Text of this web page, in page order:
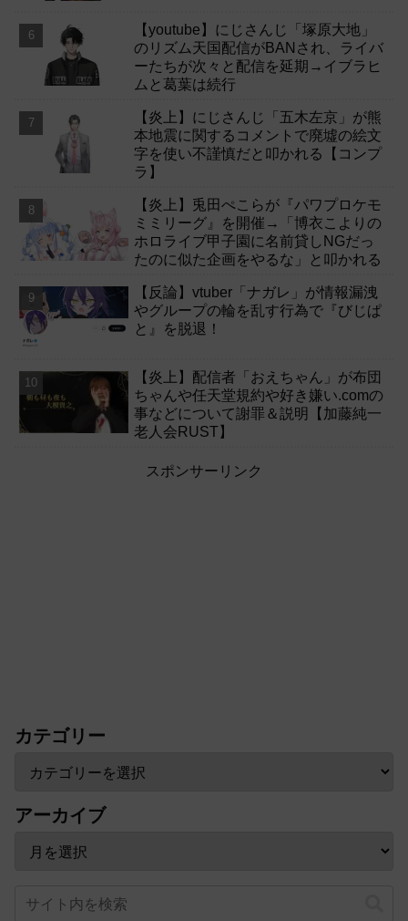
【youtube】にじさんじ「塚原大地」
のリズム天国配信がBANされ、ライバ
ーたちが次々と配信を延期→イブラヒ
ムと葛葉は続行
【炎上】にじさんじ「五木左京」が熊
本地震に関するコメントで廃墟の絵文
字を使い不謹慎だと叩かれる【コンプ
ラ】
【炎上】兎田ぺこらが『パワプロケモ
ミミリーグ』を開催→「博衣こよりの
ホロライブ甲子園に名前貸しNGだっ
たのに似た企画をやるな」と叩かれる
【反論】vtuber「ナガレ」が情報漏洩
やグループの輪を乱す行為で『びじぱ
と』を脱退！
【炎上】配信者「おえちゃん」が布団
ちゃんや任天堂規約や好き嫌い.comの
事などについて謝罪＆説明【加藤純一
老人会RUST】
スポンサーリンク
カテゴリー
アーカイブ